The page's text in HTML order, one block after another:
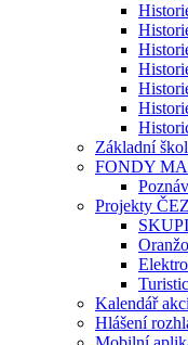
Základní
FONDY
Projekty ČEZ
Kalendář
Hlášení